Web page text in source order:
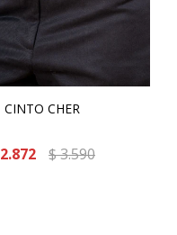
CINTO CHER
2.872 $3.590